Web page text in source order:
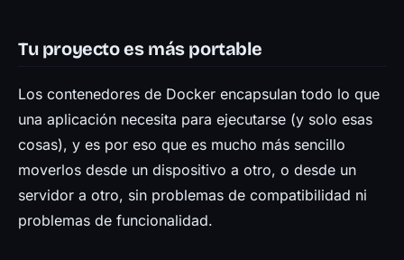
Tu proyecto es más portable
Los contenedores de Docker encapsulan todo lo que
una aplicación necesita para ejecutarse (y solo esas
cosas), y es por eso que es mucho más sencillo
moverlos desde un dispositivo a otro, o desde un
servidor a otro, sin problemas de compatibilidad ni
problemas de funcionalidad.